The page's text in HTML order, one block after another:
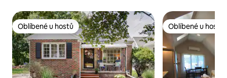
Oblíbené u hostů
Oblíbené u hostů Oblíbené u hostů
Oblíbené u hostů